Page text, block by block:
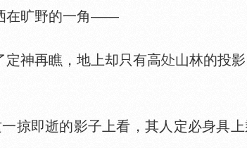
在旷野的一角——
神再瞧，地上却只有高
山林的投
即逝的影子上看，其人定必身具上